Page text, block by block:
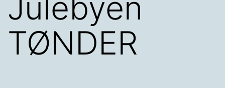
Julebyen
TØNDER